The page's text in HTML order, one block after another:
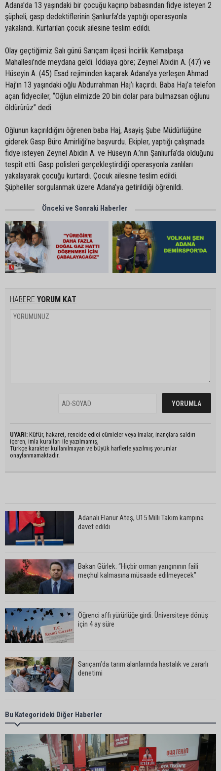
Adana'da 13 yaşındaki bir çocuğu kaçırıp babasından fidye isteyen 2
şüpheli, gasp dedektiflerinin Şanlıurfa'da yaptığı operasyonla
yakalandı. Kurtarılan çocuk ailesine teslim edildi.
Olay geçtiğimiz Salı günü Sarıçam ilçesi İncirlik Kemalpaşa
Mahallesi’nde meydana geldi. İddiaya göre; Zeynel Abidin A. (47) ve
Hüseyin A. (45) Esad rejiminden kaçarak Adana’ya yerleşen Ahmad
Haj’ın 13 yaşındaki oğlu Abdurrahman Haj’ı kaçırdı. Baba Haj’a telefon
açan fidyeciler, “Oğlun elimizde 20 bin dolar para bulmazsan oğlunu
öldürürüz” dedi.
Oğlunun kaçırıldığını öğrenen baba Haj, Asayiş Şube Müdürlüğüne
giderek Gasp Büro Amirliği’ne başvurdu. Ekipler, yaptığı çalışmada
fidye isteyen Zeynel Abidin A. ve Hüseyin A.’nın Şanlıurfa’da olduğunu
tespit etti. Gasp polisleri gerçekleştirdiği operasyonla zanlıları
yakalayarak çocuğu kurtardı. Çocuk ailesine teslim edildi.
Şüpheliler sorgulanmak üzere Adana’ya getirildiği öğrenildi.
Önceki ve Sonraki Haberler
HABERE YORUM KAT
UYARI: Küfür, hakaret, rencide edici cümleler veya imalar, inançlara saldırı
içeren, imla kuralları ile yazılmamış,
Türkçe karakter kullanılmayan ve büyük harflerle yazılmış yorumlar
onaylanmamaktadır.
Adanalı Elanur Ateş, U15 Milli Takım kampına
davet edildi
Bakan Gürlek: “Hiçbir orman yangınının faili
meçhul kalmasına müsaade edilmeyecek”
Öğrenci affı yürürlüğe girdi: Üniversiteye dönüş
için 4 ay süre
Sarıçam’da tarım alanlarında hastalık ve zararlı
denetimi
Adanalı iki teknik direktör Trendyol 1. Lig’de
görev yapacak
Süreyya Yavuz’dan şehit ailelerine ziyaret
Bu Kategorideki Diğer Haberler